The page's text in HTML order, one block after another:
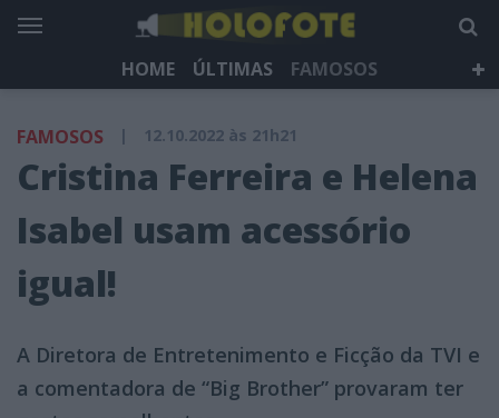
HOME ÚLTIMAS
FAMOSOS
HOLOFOTE TV
NEWSLETTER
FAMOSOS | 12.10.2022 às 21h21
Cristina Ferreira e Helena
Isabel usam acessório
igual!
A Diretora de Entretenimento e Ficção da TVI e
a comentadora de “Big Brother” provaram ter